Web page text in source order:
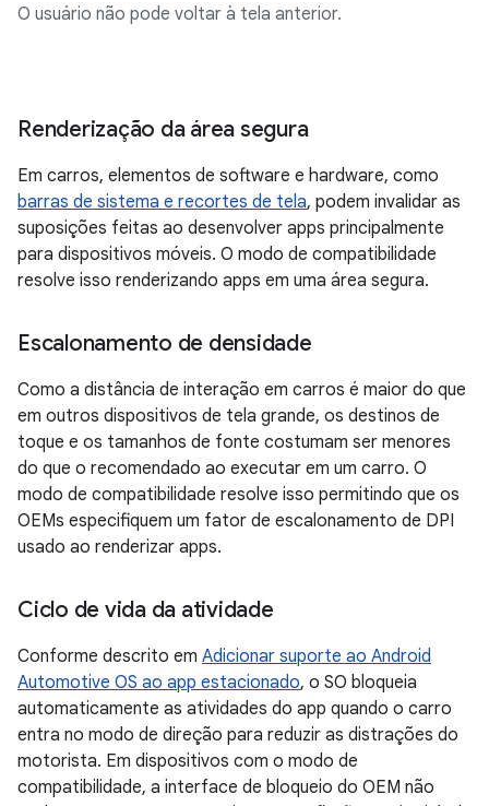
O usuário não pode voltar à tela anterior.
Renderização da área segura
Em carros, elementos de software e hardware, como
barras de sistema e recortes de tela, podem invalidar as
suposições feitas ao desenvolver apps principalmente
para dispositivos móveis. O modo de compatibilidade
resolve isso renderizando apps em uma área segura.
Escalonamento de densidade
Como a distância de interação em carros é maior do que
em outros dispositivos de tela grande, os destinos de
toque e os tamanhos de fonte costumam ser menores
do que o recomendado ao executar em um carro. O
modo de compatibilidade resolve isso permitindo que os
OEMs especifiquem um fator de escalonamento de DPI
usado ao renderizar apps.
Ciclo de vida da atividade
Conforme descrito em Adicionar suporte ao Android
Automotive OS ao app estacionado, o SO bloqueia
automaticamente as atividades do app quando o carro
entra no modo de direção para reduzir as distrações do
motorista. Em dispositivos com o modo de
compatibilidade, a interface de bloqueio do OEM não